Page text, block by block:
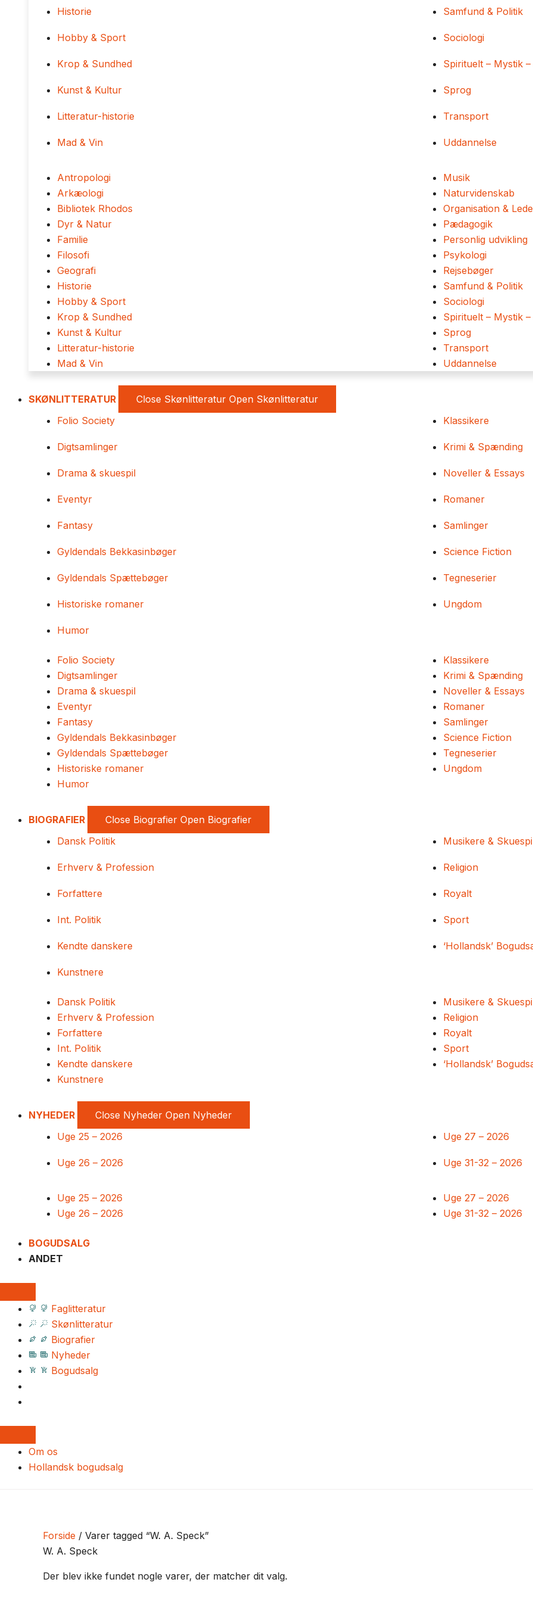
Historie
Hobby & Sport
Krop & Sundhed
Kunst & Kultur
Litteratur-historie
Mad & Vin
Samfund & Politik
Sociologi
Spirituelt – Mystik
Sprog
Transport
Uddannelse
Antropologi
Arkæologi
Bibliotek Rhodos
Dyr & Natur
Familie
Filosofi
Geografi
Historie
Hobby & Sport
Krop & Sundhed
Kunst & Kultur
Litteratur-historie
Mad & Vin
Musik
Naturvidenskab
Organisation &
Pædagogik
Personlig udvikling
Psykologi
Rejsebøger
Samfund & Politik
Sociologi
Spirituelt – Mystik
Sprog
Transport
Uddannelse
SKØNLITTERATUR Close Skønlitteratur Open Skønlitteratur
Folio Society
Digtsamlinger
Drama & skuespil
Eventyr
Fantasy
Gyldendals Bekkasinbøger
Gyldendals Spættebøger
Historiske romaner
Humor
Klassikere
Krimi & Spænding
Noveller & Essays
Romaner
Samlinger
Science Fiction
Tegneserier
Ungdom
Folio Society
Digtsamlinger
Drama & skuespil
Eventyr
Fantasy
Gyldendals Bekkasinbøger
Gyldendals Spættebøger
Historiske romaner
Humor
Klassikere
Krimi & Spænding
Noveller & Essays
Romaner
Samlinger
Science Fiction
Tegneserier
Ungdom
BIOGRAFIER Close Biografier Open Biografier
Dansk Politik
Erhverv & Profession
Forfattere
Int. Politik
Kendte danskere
Kunstnere
Musikere &
Religion
Royalt
Sport
‘Hollandsk’
Dansk Politik
Erhverv & Profession
Forfattere
Int. Politik
Kendte danskere
Kunstnere
Musikere &
Religion
Royalt
Sport
‘Hollandsk’
NYHEDER Close Nyheder Open Nyheder
Uge 25 – 2026
Uge 26 – 2026
Uge 27 – 2026
Uge 31-32 – 2026
Uge 25 – 2026
Uge 26 – 2026
Uge 27 – 2026
Uge 31-32 – 2026
BOGUDSALG
ANDET
Faglitteratur
Skønlitteratur
Biografier
Nyheder
Bogudsalg
Om os
Hollandsk bogudsalg
Forside / Varer tagged “W. A. Speck”
W. A. Speck
Der blev ikke fundet nogle varer, der matcher dit valg.